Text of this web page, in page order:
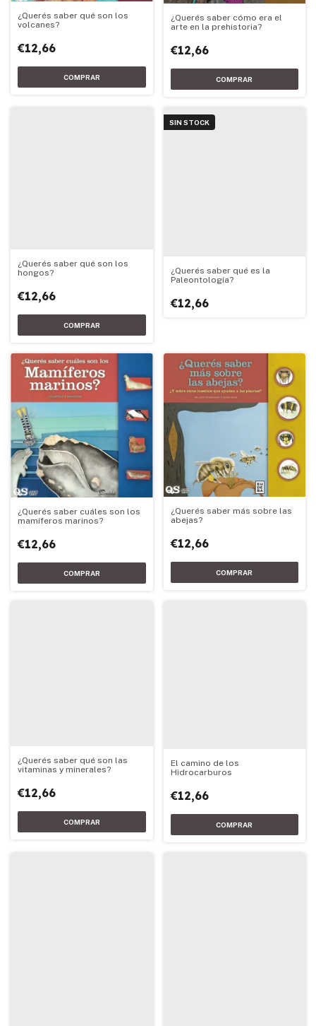
¿Querés saber qué son los
volcanes?
€12,66
¿Querés saber cómo era el
arte en la prehistoria?
€12,66
¿Querés saber qué son los
hongos?
€12,66
SIN STOCK
¿Querés saber qué es la
Paleontología?
€12,66
¿Querés saber cuáles son los
mamíferos marinos?
€12,66
¿Querés saber más sobre las
abejas?
€12,66
¿Querés saber qué son las
vitaminas y minerales?
€12,66
El camino de los
Hidrocarburos
€12,66